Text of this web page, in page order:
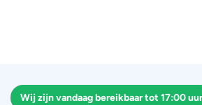
Wij zijn vandaag bereikbaar tot 17:00